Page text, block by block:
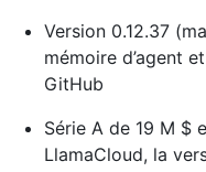
Version 0.12.37
mémoire d’agent
GitHub
Série A de 19 M $
LlamaCloud, la